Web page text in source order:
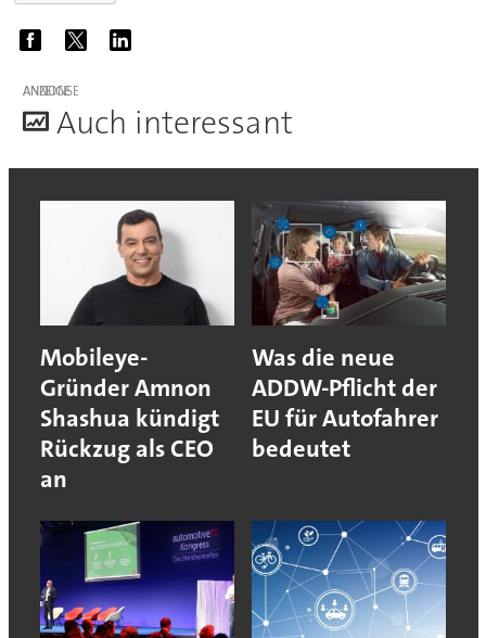
ANZEIGE
Auch interessant
Mobileye-
Gründer Amnon
Shashua kündigt
Rückzug als CEO
an
Was die neue
ADDW-Pflicht der
EU für Autofahrer
bedeutet